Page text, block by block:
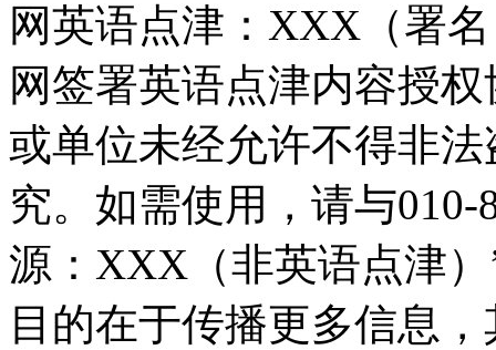
网英语点津：XXX（署
网签署英语点津内容授
或单位未经允许不得非
究。如需使用，请与010-
源：XXX（非英语点津
目的在于传播更多信息